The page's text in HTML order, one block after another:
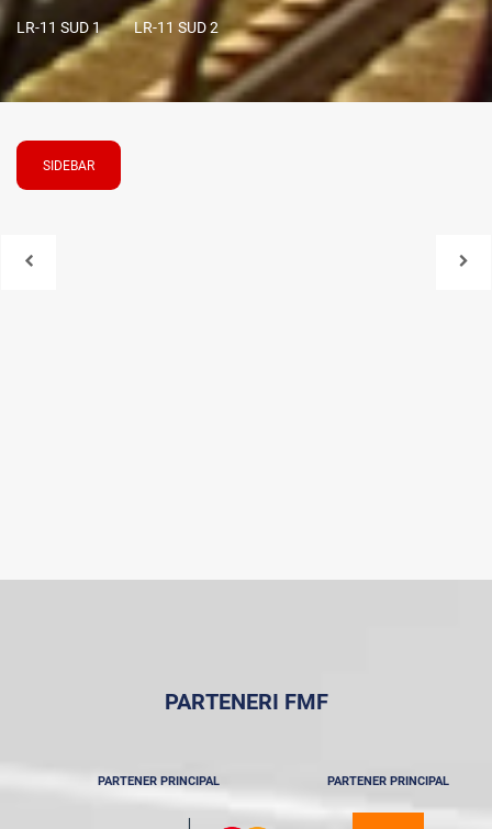
LR-11 SUD 1 LR-11 SUD 2
SIDEBAR
PARTENERI FMF
PARTENER PRINCIPAL PARTENER PRINCIPAL